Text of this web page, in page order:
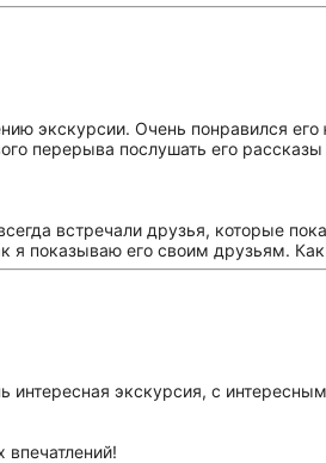
экскурсии. Очень понравился
перерыва послушать его
встречали друзья, которые
я показываю его своим друзьям.
интересная экскурсия, с